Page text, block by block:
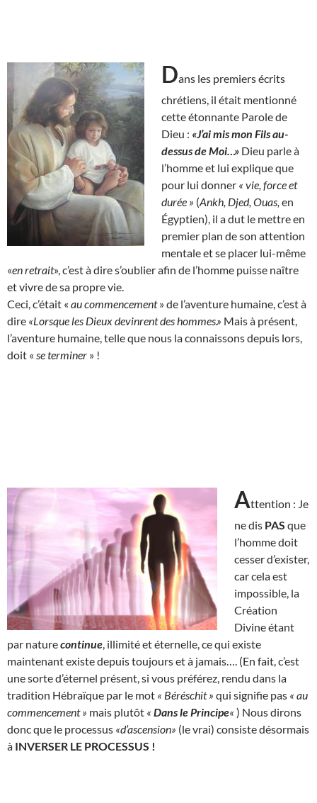
Dans les premiers écrits
chrétiens, il était mentionné
cette étonnante Parole de
Dieu : «J’ai mis mon Fils au-
dessus de Moi…» Dieu parle à
l’homme et lui explique que
pour lui donner « vie, force et
durée » (Ankh, Djed, Ouas, en
Égyptien), il a dut le mettre en
premier plan de son attention
mentale et se placer lui-même
«en retrait», c’est à dire s’oublier afin de l’homme puisse naître
et vivre de sa propre vie.
Ceci, c’était « au commencement» de l’aventure humaine, c’est à
dire «Lorsque les Dieux devinrent des hommes.» Mais à présent,
l’aventure humaine, telle que nous la connaissons depuis lors,
doit « se terminer » !
Attention : Je
ne dis PAS que
l’homme doit
cesser d’exister,
car cela est
impossible, la
Création
Divine étant
par naturecontinue , illimité et éternelle, ce qui existe
maintenant existe depuis toujours et à jamais…. (En fait, c’est
une sorte d’éternel présent, si vous préférez, rendu dans la
tradition Hébraïque par le mot « Béréschit » qui signifie pas « au
commencement » mais plutôt « Dans le Principe« ) Nous dirons
donc que le processus «d’ascension» (le vrai) consiste désormais
à INVERSER LE PROCESSUS !